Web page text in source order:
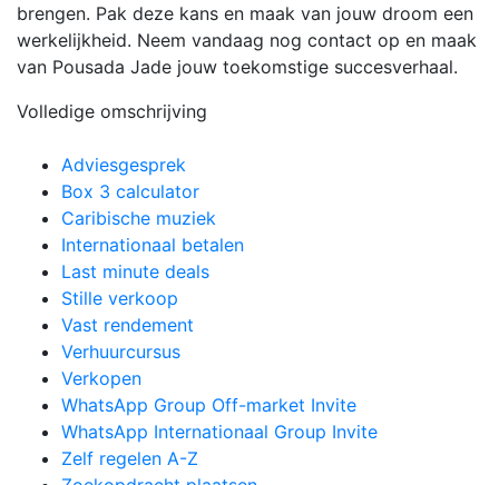
brengen. Pak deze kans en maak van jouw droom een
werkelijkheid. Neem vandaag nog contact op en maak
van Pousada Jade jouw toekomstige succesverhaal.
Volledige omschrijving
Adviesgesprek
Box 3 calculator
Caribische muziek
Internationaal betalen
Last minute deals
Stille verkoop
Vast rendement
Verhuurcursus
Verkopen
WhatsApp Group Off-market Invite
WhatsApp Internationaal Group Invite
Zelf regelen A-Z